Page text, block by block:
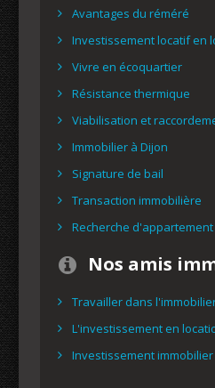
Avantages du réméré
Investissement locatif en
Vivre en écoquartier
Résistance thermique
Viabilisation et
Immobilier à Dijon
Signature de bail
Transaction immobilière
Recherche d'appartement
Nos amis
Travailler dans
L'investissement en
Investissement